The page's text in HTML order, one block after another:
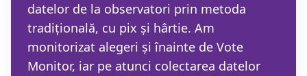
datelor de la observatori prin metoda
tradițională, cu pix și hârtie. Am
monitorizat alegeri și înainte de Vote
Monitor, iar pe atunci colectarea datelor